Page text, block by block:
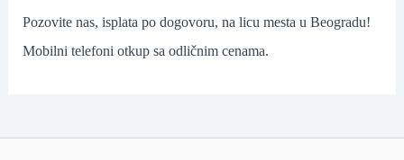
Pozovite nas, isplata po dogovoru, na licu mesta u Beogradu!
Mobilni telefoni otkup sa odličnim cenama.